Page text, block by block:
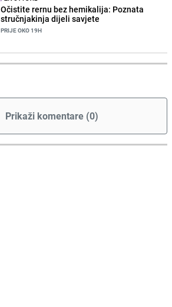
Očistite rernu bez hemikalija: Poznata
stručnjakinja dijeli savjete
PRIJE OKO 19H
Prikaži komentare (0)